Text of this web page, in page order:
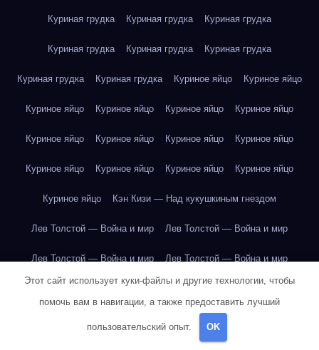
Куриная грудка Куриная грудка Куриная грудка
Куриная грудка Куриная грудка Куриная грудка
Куриная грудка Куриная грудка Куриное яйцо Куриное яйцо
Куриное яйцо Куриное яйцо Куриное яйцо Куриное яйцо
Куриное яйцо Куриное яйцо Куриное яйцо Куриное яйцо
Куриное яйцо Куриное яйцо Куриное яйцо Куриное яйцо
Куриное яйцо Кэн Кизи — Над кукушкиным гнездом
Лев Толстой — Война и мир Лев Толстой — Война и мир
Лев Толстой — Война и мир Лев Толстой — Война и мир
Лев Толстой — Война и мир Лев Толстой — Война и мир
Лев Толстой — Война и мир
Этот сайт использует куки-файлы и другие технологии, чтобы
помочь вам в навигации, а также предоставить лучший
пользовательский опыт. OK